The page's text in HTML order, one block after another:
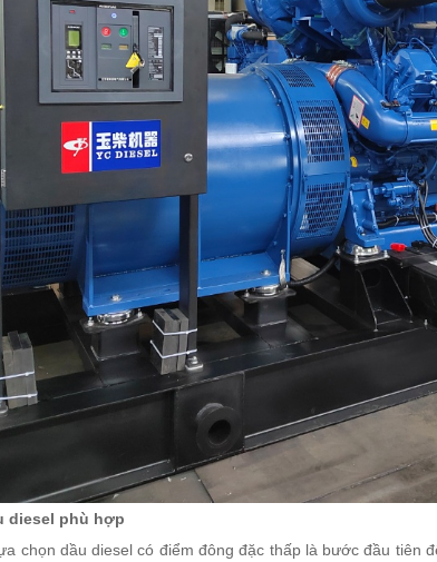
diesel phù hợp
chọn dầu diesel có điểm đông đặc thấp là bước đầu tiên